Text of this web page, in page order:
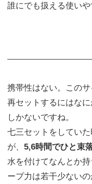
誰にでも扱える使いや
携帯性はない。このサ
再セットするにはな
しかないですね。
七三セットをしてい
が、 5,6時間でひと束
水を付けてなんとか
ープ力は若干少ないの